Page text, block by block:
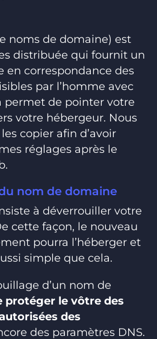
noms de domaine) est
distribuée qui fournit un
en correspondance des
par l’homme avec
permet de pointer votre
votre hébergeur. Nous
copier afin d’avoir
réglages après le
nom de domaine
à déverrouiller votre
cette façon, le nouveau
pourra l’héberger et
simple que cela.
d’un nom de
protéger le vôtre des
des
des paramètres DNS.